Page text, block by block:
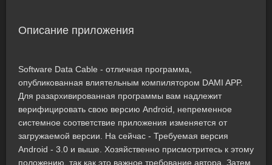
Описание приложения
Software Data Cable - отличная программа,
опубликованная влиятельным компилятором DAMI APP.
Для разархивированная программы вам надлежит
верифицировать свою версию Android, непременное
системное соответствие приложения изменяется от
загружаемой версии. На сейчас - Требуемая версия
Android - 3.0 и выше. Хозяйственно присмотритесь к этому
положению, так как это важное требование автора. Затем